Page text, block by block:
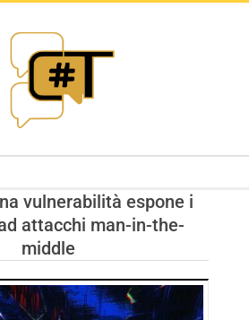
vulnerabilità espone i
attacchi man-in-the-
middle